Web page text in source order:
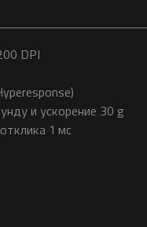
DPI
и ускорение 30 g
1 мс